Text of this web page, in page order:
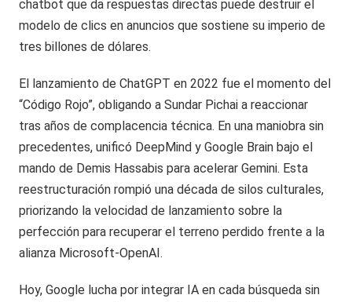
chatbot que da respuestas directas puede destruir el
modelo de clics en anuncios que sostiene su imperio de
tres billones de dólares.
El lanzamiento de ChatGPT en 2022 fue el momento del
“Código Rojo”, obligando a Sundar Pichai a reaccionar
tras años de complacencia técnica. En una maniobra sin
precedentes, unificó DeepMind y Google Brain bajo el
mando de Demis Hassabis para acelerar Gemini. Esta
reestructuración rompió una década de silos culturales,
priorizando la velocidad de lanzamiento sobre la
perfección para recuperar el terreno perdido frente a la
alianza Microsoft-OpenAI.
Hoy, Google lucha por integrar IA en cada búsqueda sin